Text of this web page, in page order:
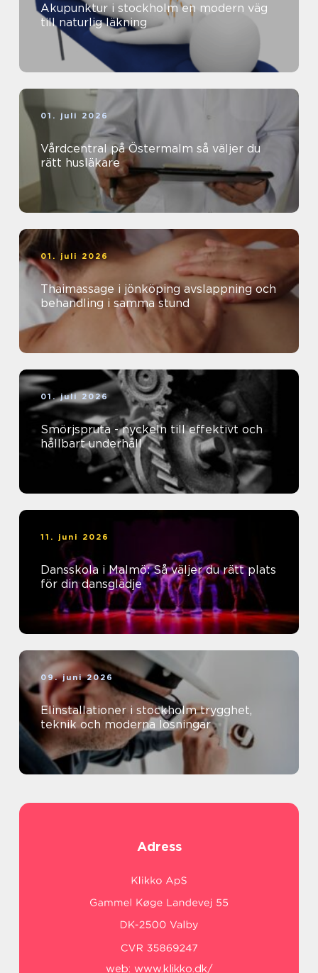
Akupunktur i stockholm en modern väg
till naturlig läkning
01. juli 2026
Vårdcentral på Östermalm så väljer du
rätt husläkare
01. juli 2026
Thaimassage i jönköping avslappning och
behandling i samma stund
01. juli 2026
Smörjspruta - nyckeln till effektivt och
hållbart underhåll
11. juni 2026
Dansskola i Malmö: Så väljer du rätt plats
för din dansglädje
09. juni 2026
Elinstallationer i stockholm trygghet,
teknik och moderna lösningar
Adress
web: www.klikko.dk/